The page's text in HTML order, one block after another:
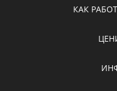
КАК